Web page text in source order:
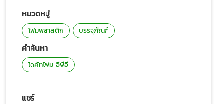
หมวดหมู่
โฟมพลาสติก บรรจุภัณฑ์
คำค้นหา
ไดคัทโฟม อีพีอี
แชร์